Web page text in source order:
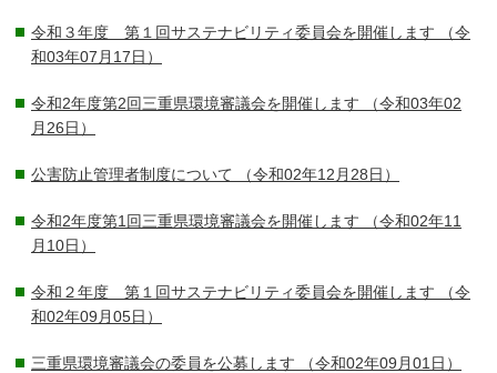
令和３年度 第１回サステナビリティ委員会を開催します （令
和03年07月17日）
令和2年度第2回三重県環境審議会を開催します （令和03年02
月26日）
公害防止管理者制度について （令和02年12月28日）
令和2年度第1回三重県環境審議会を開催します （令和02年11
月10日）
令和２年度 第１回サステナビリティ委員会を開催します （令
和02年09月05日）
三重県環境審議会の委員を公募します （令和02年09月01日）